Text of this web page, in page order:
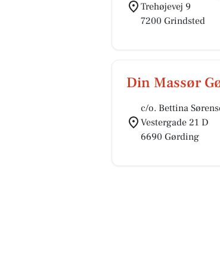
Trehøjevej 9
7200 Grindsted
Din Massør
c/o. Bettina
Vestergade 21 D
6690 Gørding